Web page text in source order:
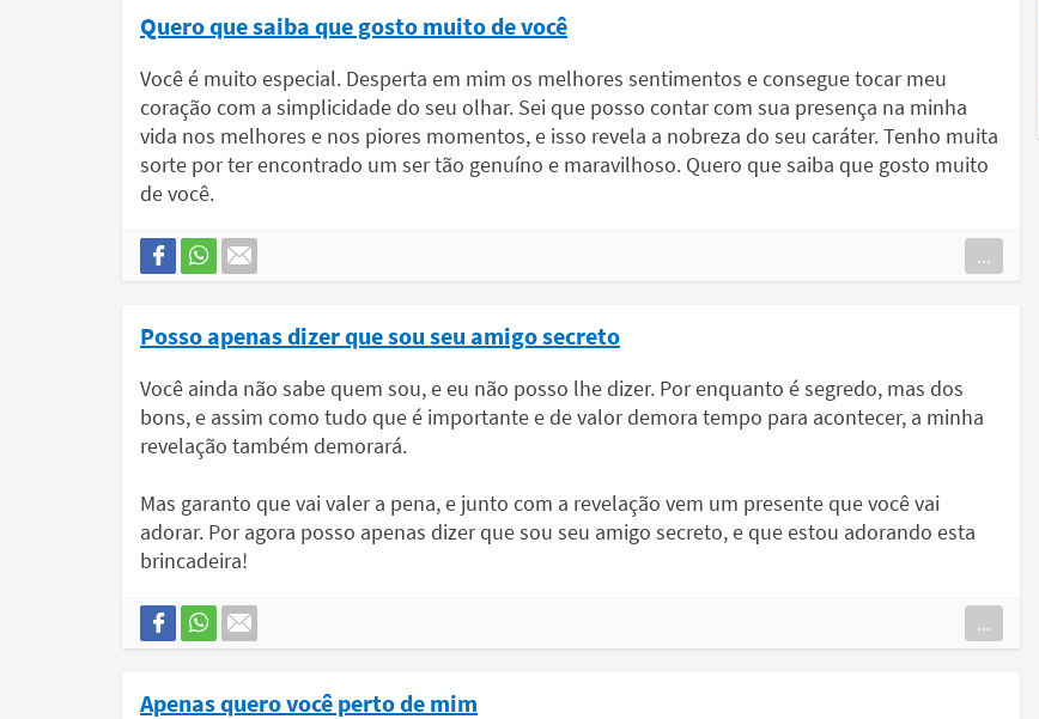
Quero que saiba que gosto muito de você
Você é muito especial. Desperta em mim os melhores sentimentos e consegue tocar meu
coração com a simplicidade do seu olhar. Sei que posso contar com sua presença na minha
vida nos melhores e nos piores momentos, e isso revela a nobreza do seu caráter. Tenho muita
sorte por ter encontrado um ser tão genuíno e maravilhoso. Quero que saiba que gosto muito
de você.
...
Posso apenas dizer que sou seu amigo secreto
Você ainda não sabe quem sou, e eu não posso lhe dizer. Por enquanto é segredo, mas dos
bons, e assim como tudo que é importante e de valor demora tempo para acontecer, a minha
revelação também demorará.
Mas garanto que vai valer a pena, e junto com a revelação vem um presente que você vai
adorar. Por agora posso apenas dizer que sou seu amigo secreto, e que estou adorando esta
brincadeira!
...
Apenas quero você perto de mim